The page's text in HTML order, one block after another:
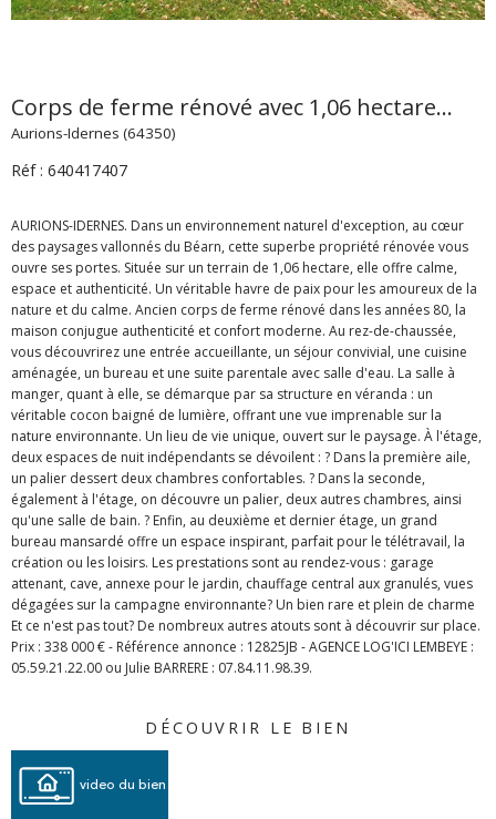
Corps de ferme rénové avec 1,06 hectare...
Aurions-Idernes (64350)
Réf : 640417407
AURIONS-IDERNES. Dans un environnement naturel d'exception, au cœur
des paysages vallonnés du Béarn, cette superbe propriété rénovée vous
ouvre ses portes. Située sur un terrain de 1,06 hectare, elle offre calme,
espace et authenticité. Un véritable havre de paix pour les amoureux de la
nature et du calme. Ancien corps de ferme rénové dans les années 80, la
maison conjugue authenticité et confort moderne. Au rez-de-chaussée,
vous découvrirez une entrée accueillante, un séjour convivial, une cuisine
aménagée, un bureau et une suite parentale avec salle d'eau. La salle à
manger, quant à elle, se démarque par sa structure en véranda : un
véritable cocon baigné de lumière, offrant une vue imprenable sur la
nature environnante. Un lieu de vie unique, ouvert sur le paysage. À l'étage,
deux espaces de nuit indépendants se dévoilent : ? Dans la première aile,
un palier dessert deux chambres confortables. ? Dans la seconde,
également à l'étage, on découvre un palier, deux autres chambres, ainsi
qu'une salle de bain. ? Enfin, au deuxième et dernier étage, un grand
bureau mansardé offre un espace inspirant, parfait pour le télétravail, la
création ou les loisirs. Les prestations sont au rendez-vous : garage
attenant, cave, annexe pour le jardin, chauffage central aux granulés, vues
dégagées sur la campagne environnante? Un bien rare et plein de charme
Et ce n'est pas tout? De nombreux autres atouts sont à découvrir sur place.
Prix : 338 000 € - Référence annonce : 12825JB - AGENCE LOG'ICI LEMBEYE :
DÉCOUVRIR LE BIEN
video du bien